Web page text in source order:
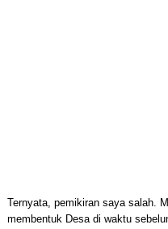
Ternyata, pemikiran saya salah.
membentuk Desa di waktu